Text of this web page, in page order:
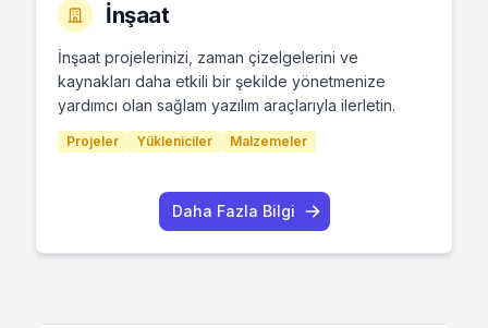
İnşaat
İnşaat projelerinizi, zaman çizelgelerini ve
kaynakları daha etkili bir şekilde yönetmenize
yardımcı olan sağlam yazılım araçlarıyla ilerletin.
Projeler Yükleniciler Malzemeler
Daha Fazla Bilgi